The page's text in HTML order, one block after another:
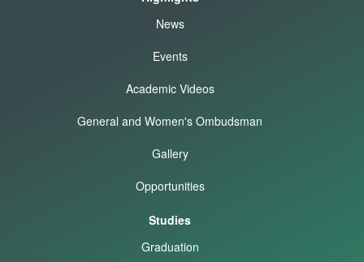
News
Events
Academic Videos
General and Women's Ombudsman
Gallery
Opportunities
Studies
Graduation